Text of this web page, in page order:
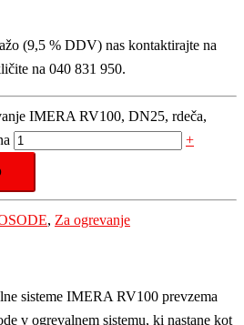
(9,5 % DDV) nas kontaktirajte na
na 040 831 950.
IMERA RV100, DN25, rdeča,
+
, Za ogrevanje
sisteme IMERA RV100 prevzema
v ogrevalnem sistemu, ki nastane kot